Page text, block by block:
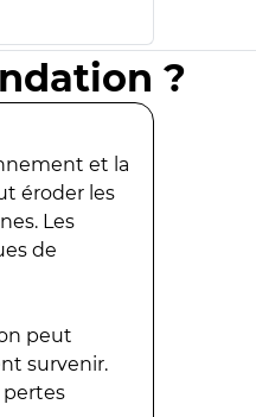
?
et la
éroder les
Les
de
peut
survenir.